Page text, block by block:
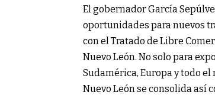
El gobernador García
oportunidades para nuevos
con el Tratado de Libre
Nuevo León. No solo para
Sudamérica, Europa y todo el
Nuevo León se consolida así